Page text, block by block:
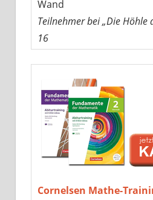
Wand
Teilnehmer bei „Die Höhle
16
Cornelsen Mathe-